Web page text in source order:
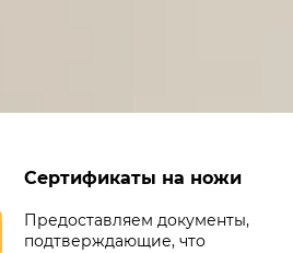
Сертификаты на ножи
Предоставляем документы,
подтверждающие, что